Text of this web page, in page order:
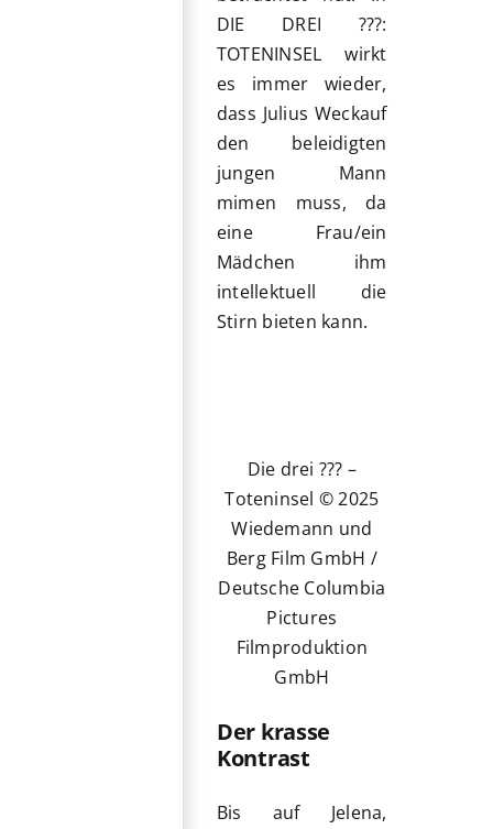
DIE DREI ???:
TOTENINSEL wirkt
es immer wieder,
dass Julius Weckauf
den beleidigten
jungen Mann
mimen muss, da
eine Frau/ein
Mädchen ihm
intellektuell die
Stirn bieten kann.
Die drei ??? –
Toteninsel © 2025
Wiedemann und
Berg Film GmbH /
Deutsche Columbia
Pictures
Filmproduktion
GmbH
Der krasse
Kontrast
Bis auf Jelena,